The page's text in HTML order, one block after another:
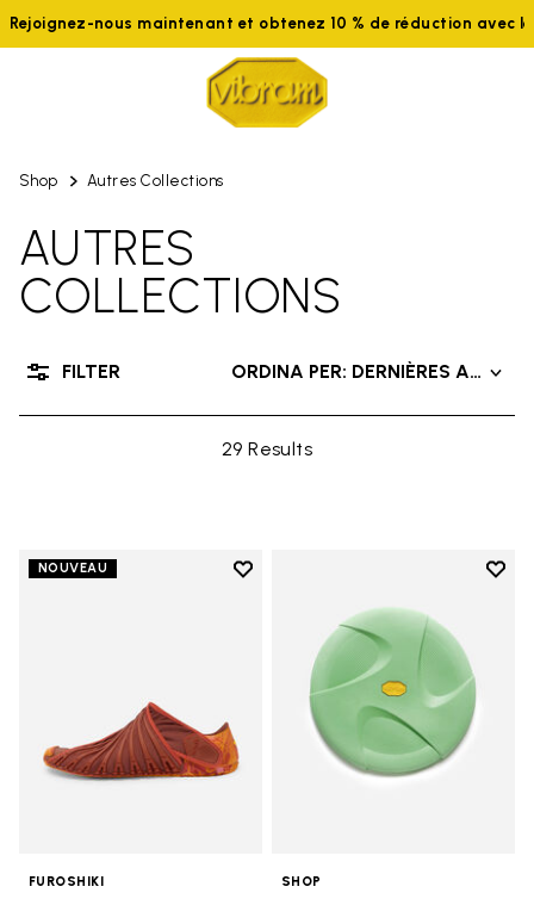
Rejoignez-nous maintenant et obtenez 10 % de réduction avec le
Shop Autres Collections
AUTRES
COLLECTIONS
29 Results
ORDINA PER: DERNIÈRES
FILTER
NOUVEAU
Add to wishlist
FUROSHIKI
Add
SHOP